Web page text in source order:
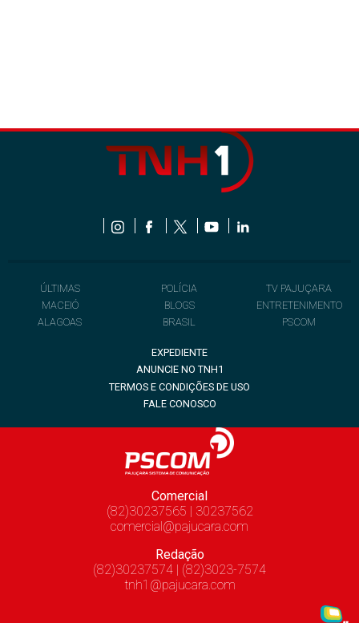
ÚLTIMAS
MACEIÓ
ALAGOAS
POLÍCIA
BLOGS
BRASIL
TV PAJUÇARA
ENTRETENIMENTO
PSCOM
EXPEDIENTE
ANUNCIE NO TNH1
TERMOS E CONDIÇÕES DE USO
FALE CONOSCO
Comercial
(82)30237565 | 30237562
comercial@pajucara.com
Redação
(82)30237574 | (82)3023-7574
tnh1@pajucara.com